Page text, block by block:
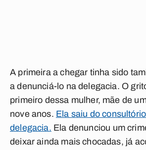
A primeira a chegar tinha sido
a denunciá-lo na delegacia. O
primeiro dessa mulher, mãe de
nove anos. Ela saiu do
delegacia. Ela denunciou um
deixar ainda mais chocadas, já